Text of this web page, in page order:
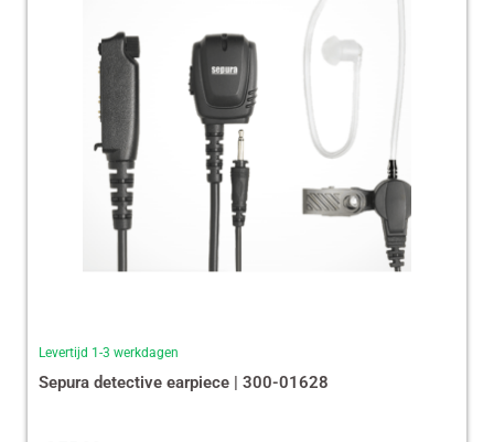
Levertijd 1-3 werkdagen
Sepura detective earpiece | 300-01628